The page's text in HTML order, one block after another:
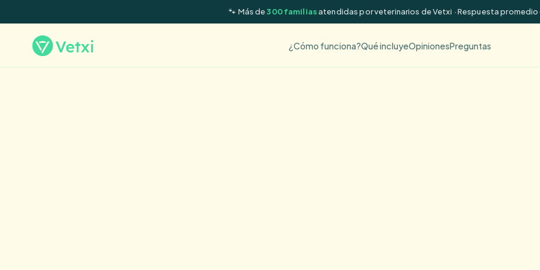
🐾 Más de300 familiasatendidas por veterinarios de Vetxi · Respuesta promedio
¿Cómo funciona?Qué incluyeOpinionesPreguntas